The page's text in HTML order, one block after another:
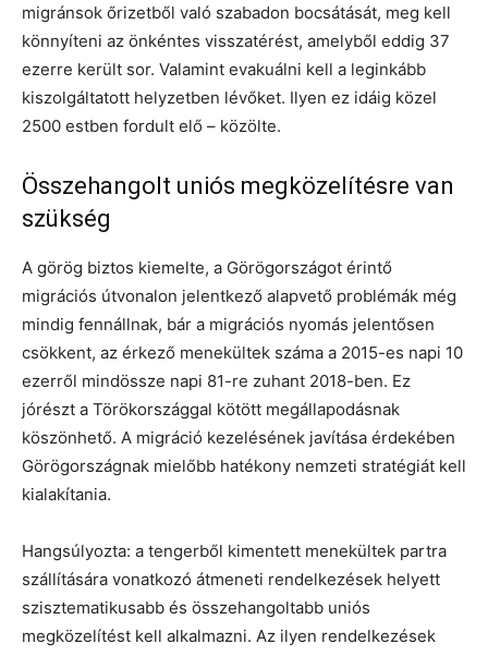
migránsok őrizetből való szabadon bocsátását, meg kell
könnyíteni az önkéntes visszatérést, amelyből eddig 37
ezerre került sor. Valamint evakuálni kell a leginkább
kiszolgáltatott helyzetben lévőket. Ilyen ez idáig közel
2500 estben fordult elő – közölte.
Összehangolt uniós megközelítésre van
szükség
A görög biztos kiemelte, a Görögországot érintő
migrációs útvonalon jelentkező alapvető problémák még
mindig fennállnak, bár a migrációs nyomás jelentősen
csökkent, az érkező menekültek száma a 2015-es napi 10
ezerről mindössze napi 81-re zuhant 2018-ben. Ez
jórészt a Törökországgal kötött megállapodásnak
köszönhető. A migráció kezelésének javítása érdekében
Görögországnak mielőbb hatékony nemzeti stratégiát kell
kialakítania.
Hangsúlyozta: a tengerből kimentett menekültek partra
szállítására vonatkozó átmeneti rendelkezések helyett
szisztematikusabb és összehangoltabb uniós
megközelítést kell alkalmazni. Az ilyen rendelkezések